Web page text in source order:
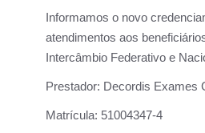
Informamos o novo
atendimentos aos
Intercâmbio Federativo e
Prestador: Decordis Exames
Matrícula: 51004347-4